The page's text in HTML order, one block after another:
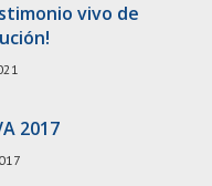
vivo de
2017